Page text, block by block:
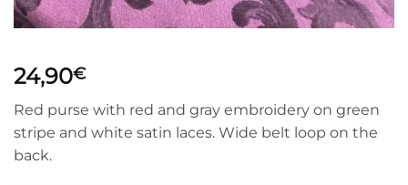
24,90€
Red purse with red and gray embroidery on green
stripe and white satin laces. Wide belt loop on the
back.